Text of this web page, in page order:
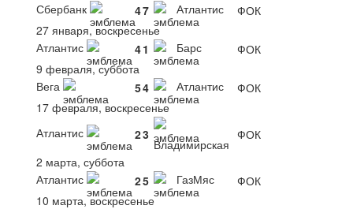
Сбербанк
47 Атлантис
ФОК
27 января, воскресенье
Атлантис
41 Барс
ФОК
9 февраля, суббота
Вега
54 Атлантис
ФОК
17 февраля, воскресенье
Атлантис
23
Владимирская
ФОК
2 марта, суббота
Атлантис
25 ГазМяс
ФОК
10 марта, воскресенье